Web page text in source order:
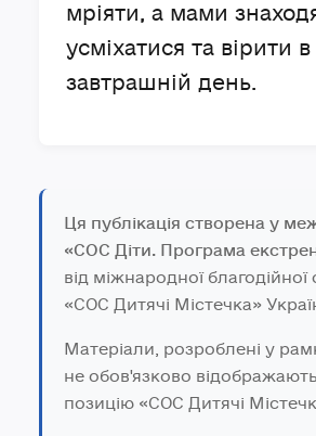
мріяти, а мами
усміхатися та вірити в
завтрашній день.
Ця публікація створена у
«СОС Діти. Програма
від міжнародної благодійної
«СОС Дитячі Містечка»
Матеріали, розроблені у
не обов'язково
позицію «СОС Дитячі